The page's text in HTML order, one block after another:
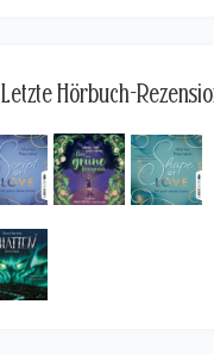
Letzte Hörbuch-